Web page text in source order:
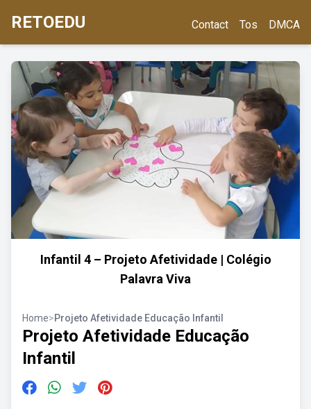
RETOEDU Contact Tos DMCA
Infantil 4 – Projeto Afetividade | Colégio
Palavra Viva
Home>Projeto Afetividade Educação Infantil
Projeto Afetividade Educação
Infantil